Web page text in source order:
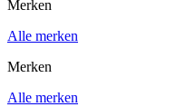
Merken
Alle merken
Merken
Alle merken